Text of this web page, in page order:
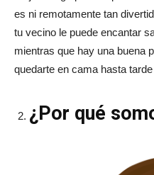
es ni remotamente tan
tu vecino le puede encantar
mientras que hay una buena
quedarte en cama hasta
¿Por qué